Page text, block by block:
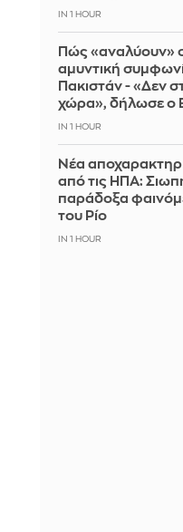
IN 1 HOUR
Πώς «αναλύουν»
αμυντική
Πακιστάν - «Δεν
χώρα», δήλωσε ο
IN 1 HOUR
Νέα
από τις ΗΠΑ:
παράδοξα
του Ρίο
IN 1 HOUR